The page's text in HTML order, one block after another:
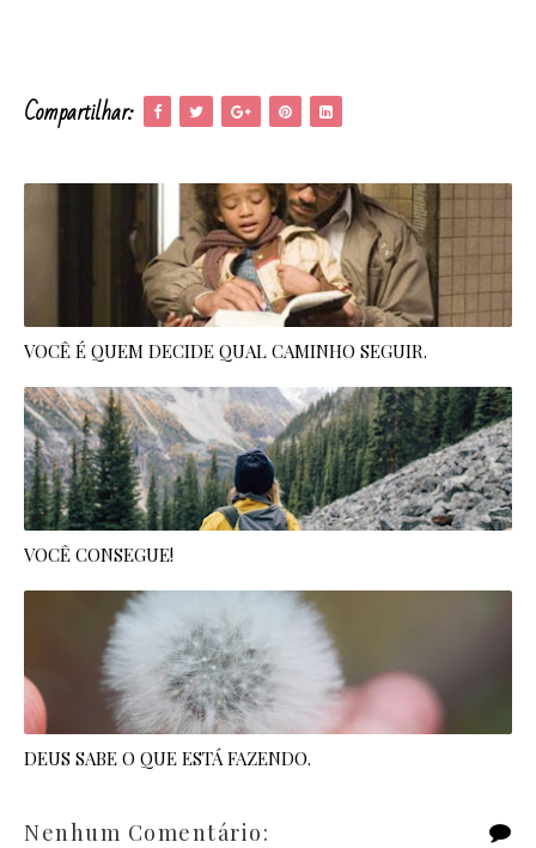
Compartilhar:
VOCÊ É QUEM DECIDE QUAL CAMINHO SEGUIR.
VOCÊ CONSEGUE!
DEUS SABE O QUE ESTÁ FAZENDO.
Nenhum Comentário: